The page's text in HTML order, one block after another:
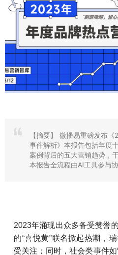
【摘要】
微播易重磅发布《
事件解析》本报告包括年度
案例背后的五大营销趋势，
本报告全流程由AI工具参与
2023年涌现出众多备受赞誉
的“喜悦黄”联名掀起热潮，
受关注；同时，社会类事件如